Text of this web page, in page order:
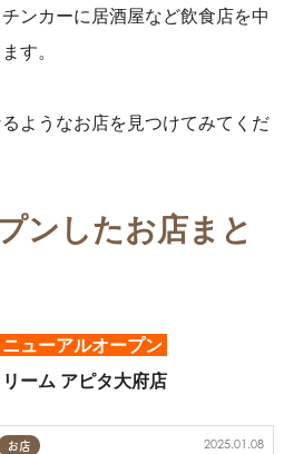
ンカーに居酒屋など飲食店を中
す。
ようなお店を見つけてみてくだ
ンしたお店まと
ューアルオープン
ーム アピタ大府店
お店 2025.01.08